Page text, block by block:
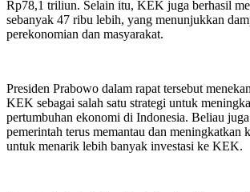
Rp78,1 triliun. Selain itu, KEK juga berhasil
sebanyak 47 ribu lebih, yang menunjukkan
perekonomian dan masyarakat.
Presiden Prabowo dalam rapat tersebut
KEK sebagai salah satu strategi untuk
pertumbuhan ekonomi di Indonesia. Beliau
pemerintah terus memantau dan meningkatkan
untuk menarik lebih banyak investasi ke KEK.